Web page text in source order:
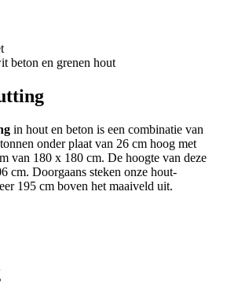
in hout en beton is een combinatie van
onder plaat van 26 cm hoog met
van 180 x 180 cm. De hoogte van deze
cm. Doorgaans steken onze hout-
195 cm boven het maaiveld uit.